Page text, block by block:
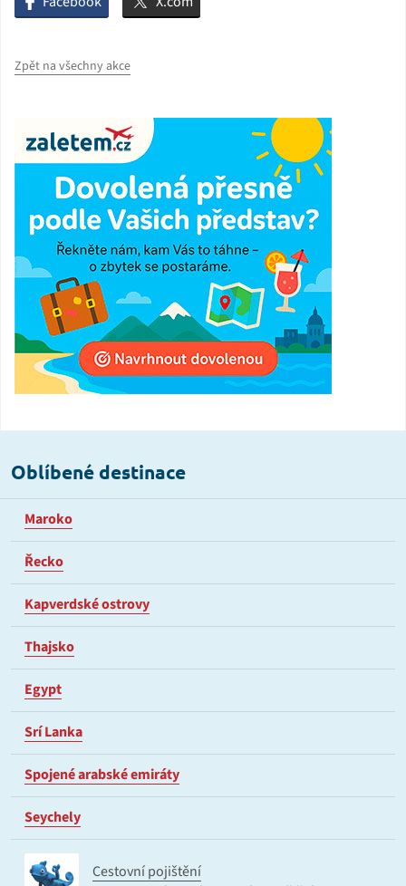
Zpět na všechny akce
Oblíbené destinace
Maroko
Řecko
Kapverdské ostrovy
Thajsko
Egypt
Srí Lanka
Spojené arabské emiráty
Seychely
Cestovní pojištění